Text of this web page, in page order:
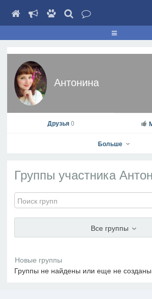
Антонина
Антонина
На профиль
Фото Видео
Друзья0
Больше
Группы участника
Все группы
Группы не найдены или еще не